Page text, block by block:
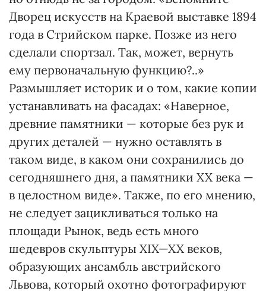
Дворец искусств на Краевой выставке 1894
года в Стрийском парке. Позже из него
сделали спортзал. Так, может, вернуть
ему первоначальную функцию?..»
Размышляет историк и о том, какие копии
устанавливать на фасадах: «Наверное,
древние памятники — которые без рук и
других деталей — нужно оставлять в
таком виде, в каком они сохранились до
сегодняшнего дня, а памятники XX века —
в целостном виде». Также, по его мнению,
не следует зацикливаться только на
площади Рынок, ведь есть много
шедевров скульптуры XIX—XX веков,
образующих ансамбль австрийского
Львова, который охотно фотографируют